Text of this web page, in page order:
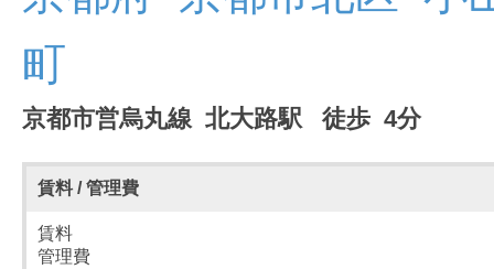
町
京都市営烏丸線 北大路駅 徒歩 4分
賃料 / 管理費
賃料
管理費